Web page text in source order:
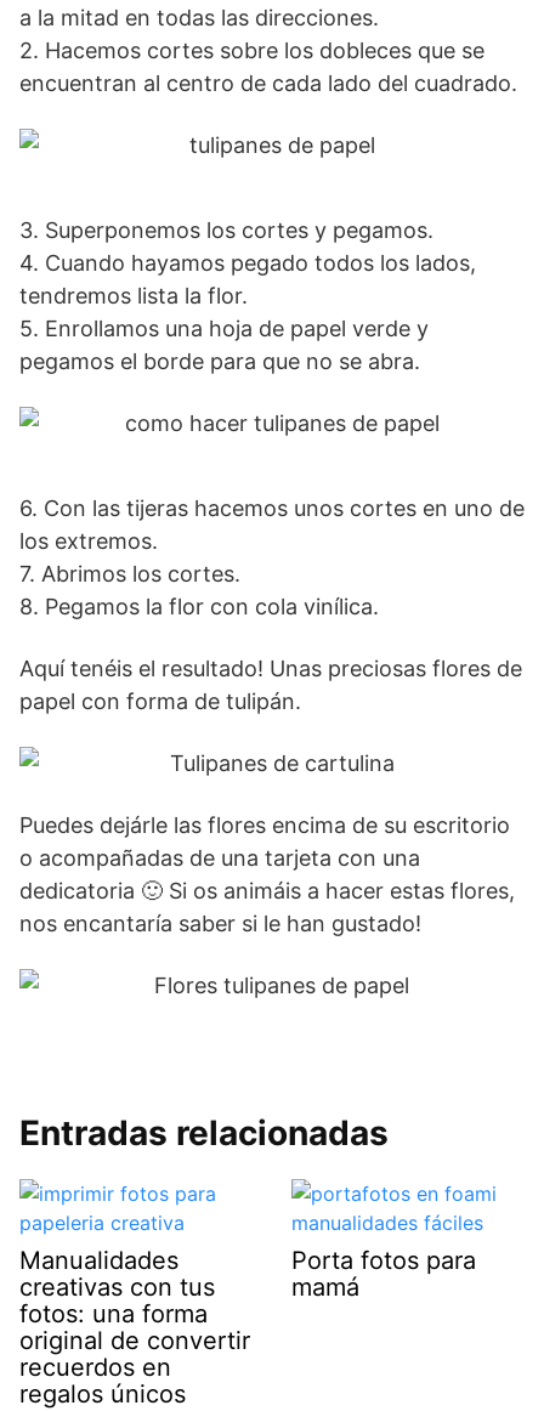
a la mitad en todas las direcciones.
2. Hacemos cortes sobre los dobleces que se
encuentran al centro de cada lado del cuadrado.
3. Superponemos los cortes y pegamos.
4. Cuando hayamos pegado todos los lados,
tendremos lista la flor.
5. Enrollamos una hoja de papel verde y
pegamos el borde para que no se abra.
6. Con las tijeras hacemos unos cortes en uno de
los extremos.
7. Abrimos los cortes.
8. Pegamos la flor con cola vinílica.
Aquí tenéis el resultado! Unas preciosas flores de
papel con forma de tulipán.
Puedes dejárle las flores encima de su escritorio
o acompañadas de una tarjeta con una
dedicatoria 🙂 Si os animáis a hacer estas flores,
nos encantaría saber si le han gustado!
Entradas relacionadas
Manualidades
creativas con tus
fotos: una forma
original de convertir
recuerdos en
regalos únicos
Porta fotos para
mamá